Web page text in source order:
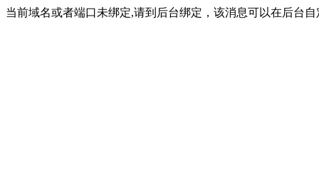
当前域名或者端口未绑定,请到后台绑定，该消息可以在后台自